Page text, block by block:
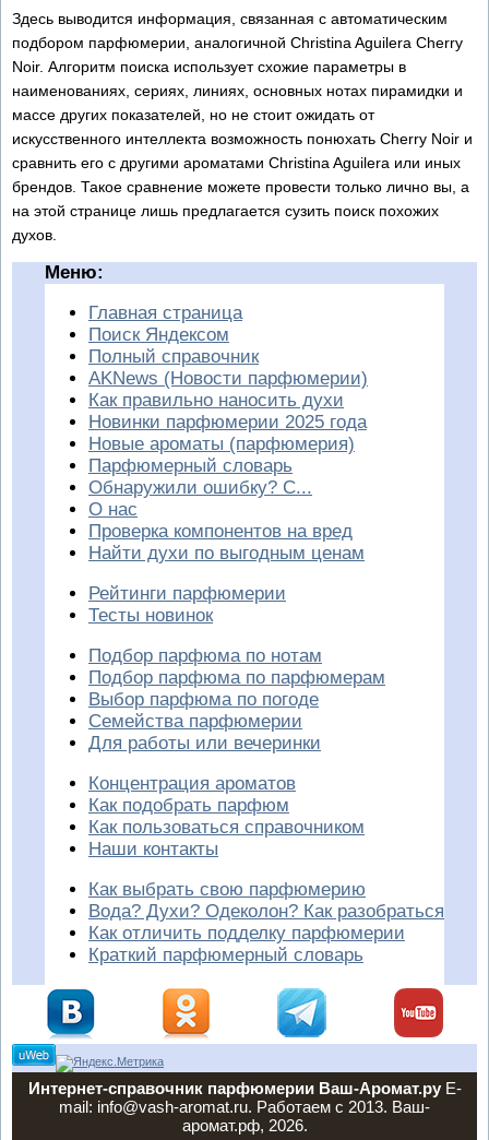
Здесь выводится информация, связанная с автоматическим
подбором парфюмерии, аналогичной Christina Aguilera Cherry
Noir. Алгоритм поиска использует схожие параметры в
наименованиях, сериях, линиях, основных нотах пирамидки и
массе других показателей, но не стоит ожидать от
искусственного интеллекта возможность понюхать Cherry Noir и
сравнить его с другими ароматами Christina Aguilera или иных
брендов. Такое сравнение можете провести только лично вы, а
на этой странице лишь предлагается сузить поиск похожих
духов.
Меню:
Главная страница
Поиск Яндексом
Полный справочник
AKNews (Новости парфюмерии)
Как правильно наносить духи
Новинки парфюмерии 2025 года
Новые ароматы (парфюмерия)
Парфюмерный словарь
Обнаружили ошибку? С...
О нас
Проверка компонентов на вред
Найти духи по выгодным ценам
Рейтинги парфюмерии
Тесты новинок
Подбор парфюма по нотам
Подбор парфюма по парфюмерам
Выбор парфюма по погоде
Семейства парфюмерии
Для работы или вечеринки
Концентрация ароматов
Как подобрать парфюм
Как пользоваться справочником
Наши контакты
Как выбрать свою парфюмерию
Вода? Духи? Одеколон? Как разобраться
Как отличить подделку парфюмерии
Краткий парфюмерный словарь
Интернет-справочник парфюмерии Ваш-Аромат.руE-
mail: info@vash-aromat.ru. Работаем с 2013. Ваш-
аромат.рф, 2026.